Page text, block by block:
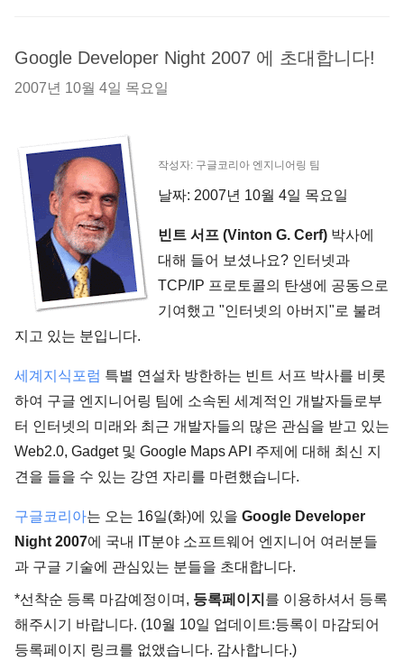
Google Developer Night 2007 에 초대합니다!
2007년 10월 4일 목요일
작성자: 구글코리아 엔지니어링 팀
날짜: 2007년 10월 4일 목요일
빈트 서프 (Vinton G. Cerf) 박사에
대해 들어 보셨나요? 인터넷과
TCP/IP 프로토콜의 탄생에 공동으로
기여했고 "인터넷의 아버지"로 불려
지고 있는 분입니다.
세계지식포럼 특별 연설차 방한하는 빈트 서프 박사를 비롯
하여 구글 엔지니어링 팀에 소속된 세계적인 개발자들로부
터 인터넷의 미래와 최근 개발자들의 많은 관심을 받고 있는
Web2.0, Gadget 및 Google Maps API 주제에 대해 최신 지
견을 들을 수 있는 강연 자리를 마련했습니다.
구글코리아는 오는 16일(화)에 있을 Google Developer
Night 2007에 국내 IT분야 소프트웨어 엔지니어 여러분들
과 구글 기술에 관심있는 분들을 초대합니다.
*선착순 등록 마감예정이며, 등록페이지 를 이용하셔서 등록
해주시기 바랍니다. (10월 10일 업데이트:등록이 마감되어
등록페이지 링크를 없앴습니다. 감사합니다.)